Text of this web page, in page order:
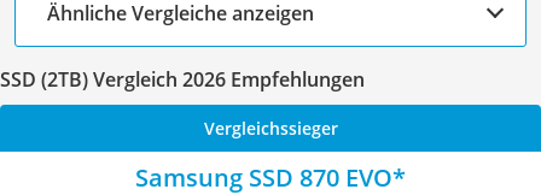
Ähnliche Vergleiche anzeigen
SSD (2TB) Vergleich 2026 Empfehlungen
Vergleichssieger
Samsung SSD 870 EVO